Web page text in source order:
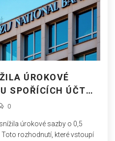
ÚROKOVÉ
SPOŘÍCÍCH ÚČTŮ
0
úrokové sazby o 0,5
rozhodnutí, které vstoupí